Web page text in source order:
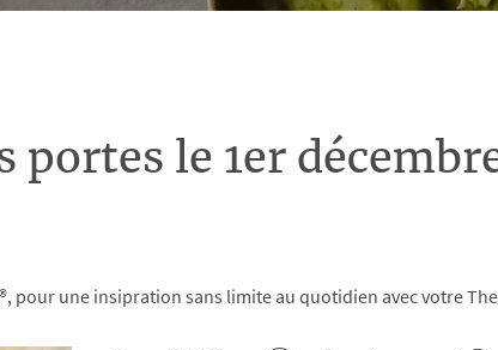
portes le 1er
pour une insipration sans limite au quotidien avec votre